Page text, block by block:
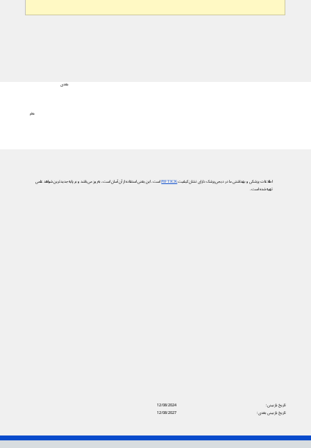
علائم
بعدی
اطلاعات پزشکی و بهداشتی ما در دیجی‌پزشک دارای نشان کیفیتPIF TICKاست. این یعنی استفاده از آن آسان است، به‌روز می‌باشد و بر پایه جدیدترین شواهد علمی
تهیه شده است.
12/08/2024
تاریخ بازبینی:
12/08/2027
تاریخ بازبینی بعدی: